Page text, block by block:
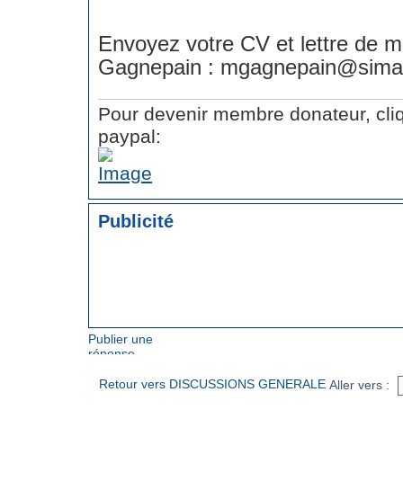
Envoyez votre CV et lettre de
Gagnepain :
Pour devenir membre donateur,
paypal:
Publicité
Publier une
réponse
Retour vers DISCUSSIONS GENERALE Aller vers :